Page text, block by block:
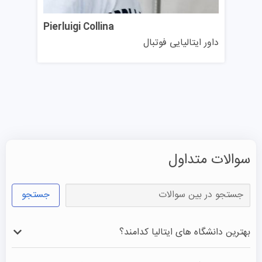
Pierluigi Collina
داور ایتالیایی فوتبال
سوالات متداول
جستجو
بهترین دانشگاه‌ های ایتالیا کدامند؟